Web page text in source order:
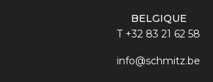
BELGIQUE
T +32 83 21 62 58
info@schmitz.be